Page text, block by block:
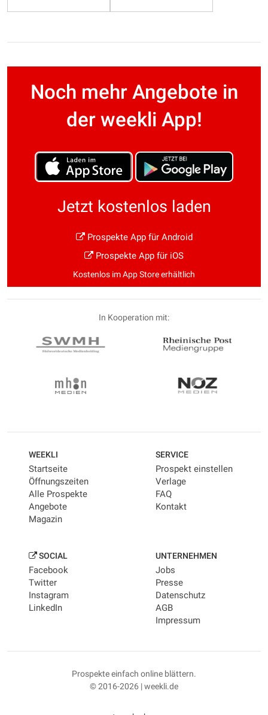
Noch mehr Angebote in
der weekli App!
Jetzt kostenlos laden
Prospekte App für Android
Prospekte App für iOS
Kostenlos im App Store erhältlich
In Kooperation mit:
WEEKLI
Startseite
Öffnungszeiten
Alle Prospekte
Angebote
Magazin
SERVICE
Prospekt einstellen
Verlage
FAQ
Kontakt
SOCIAL
Facebook
Twitter
Instagram
LinkedIn
UNTERNEHMEN
Jobs
Presse
Datenschutz
AGB
Impressum
Prospekte einfach online blättern.
© 2016-2026 | weekli.de